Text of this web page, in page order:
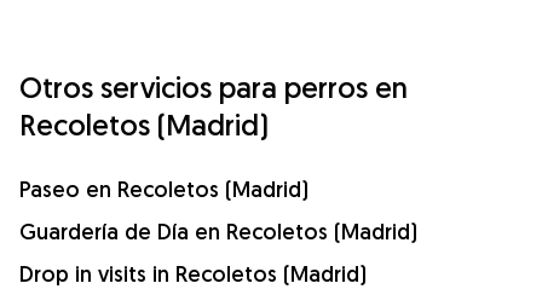
Otros servicios para perros en
Recoletos (Madrid)
Paseo en Recoletos (Madrid)
Guardería de Día en Recoletos (Madrid)
Drop in visits in Recoletos (Madrid)